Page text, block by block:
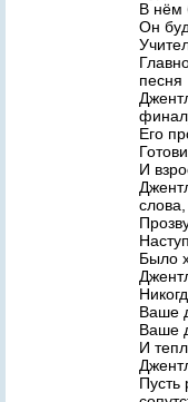
В нём
Он
песня
Его
И
слова,
Было
Ваше
Ваше
И
Пусть